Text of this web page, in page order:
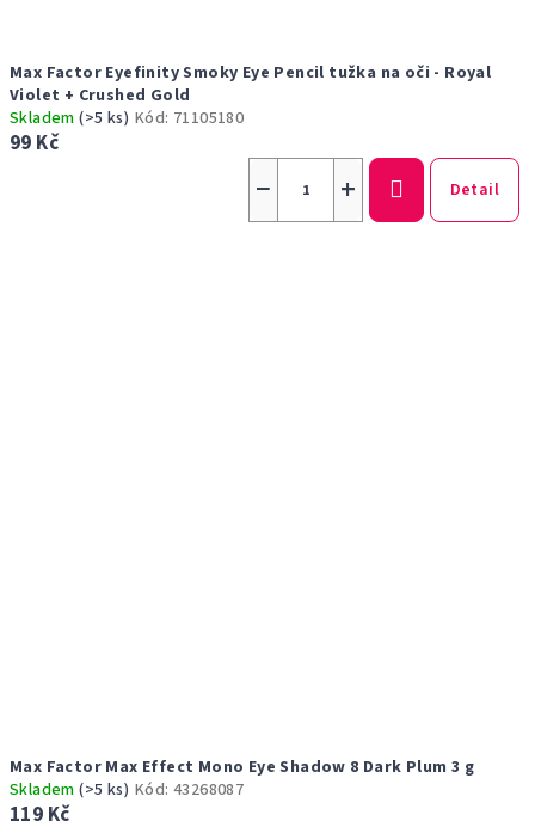
Max Factor Eyefinity Smoky Eye Pencil tužka na oči - Royal
Violet + Crushed Gold
Skladem(>5 ks) Kód: 71105180
99 Kč
+
− Detail
Max Factor Max Effect Mono Eye Shadow 8 Dark Plum 3 g
Skladem(>5 ks) Kód:43268087
119 Kč